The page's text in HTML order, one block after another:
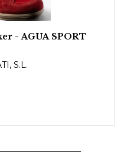
- AGUA SPORT
S.L.